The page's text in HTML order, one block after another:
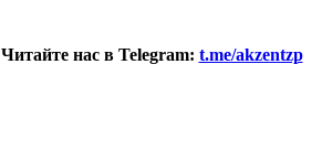
Читайте нас в Telegram: t.me/akzentzp